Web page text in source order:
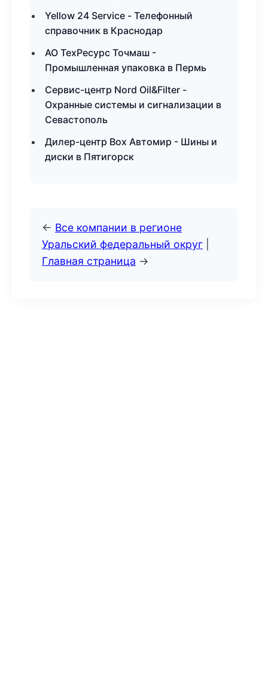
Yellow 24 Service - Телефонный
справочник в Краснодар
АО ТехРесурс Точмаш -
Промышленная упаковка в Пермь
Сервис-центр Nord Oil&Filter -
Охранные системы и сигнализации в
Севастополь
Дилер-центр Box Автомир - Шины и
диски в Пятигорск
← Все компании в регионе
Уральский федеральный округ
Главная страница →